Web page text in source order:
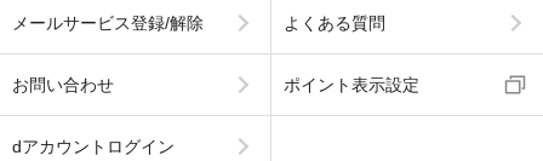
メールサービス登録/解除 よくある質問
お問い合わせ ポイント表示設定
dアカウントログイン